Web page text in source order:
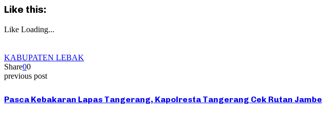
Like this:
Like Loading...
KABUPATEN LEBAK
Share00
previous post
Pasca Kebakaran Lapas Tangerang, Kapolresta Tangerang Cek Rutan Jambe